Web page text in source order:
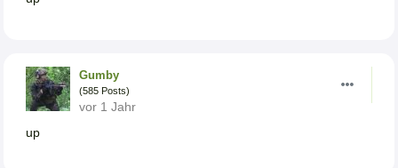
Gumby
(585 Posts)
vor 1 Jahr
up